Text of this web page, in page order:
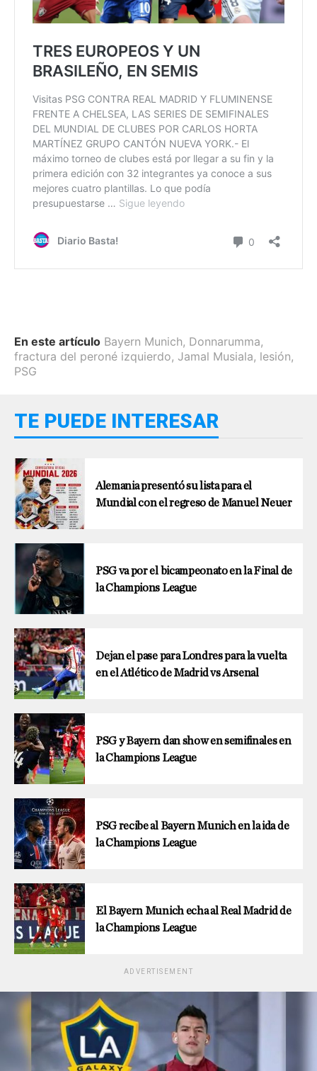
En este artículo Bayern Munich, Donnarumma,
fractura del peroné izquierdo, Jamal Musiala, lesión,
PSG
TE PUEDE INTERESAR
Alemania presentó su lista para el
Mundial con el regreso de Manuel Neuer
PSG va por el bicampeonato en la Final de
la Champions League
Dejan el pase para Londres para la vuelta
en el Atlético de Madrid vs Arsenal
PSG y Bayern dan show en semifinales en
la Champions League
PSG recibe al Bayern Munich en la ida de
la Champions League
El Bayern Munich echa al Real Madrid de
la Champions League
ADVERTISEMENT